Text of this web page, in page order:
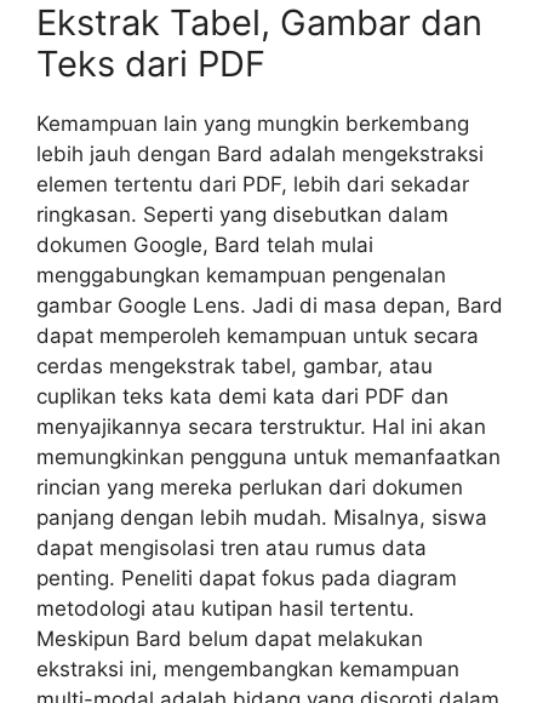
Ekstrak Tabel, Gambar dan
Teks dari PDF
Kemampuan lain yang mungkin berkembang
lebih jauh dengan Bard adalah mengekstraksi
elemen tertentu dari PDF, lebih dari sekadar
ringkasan. Seperti yang disebutkan dalam
dokumen Google, Bard telah mulai
menggabungkan kemampuan pengenalan
gambar Google Lens. Jadi di masa depan, Bard
dapat memperoleh kemampuan untuk secara
cerdas mengekstrak tabel, gambar, atau
cuplikan teks kata demi kata dari PDF dan
menyajikannya secara terstruktur. Hal ini akan
memungkinkan pengguna untuk memanfaatkan
rincian yang mereka perlukan dari dokumen
panjang dengan lebih mudah. Misalnya, siswa
dapat mengisolasi tren atau rumus data
penting. Peneliti dapat fokus pada diagram
metodologi atau kutipan hasil tertentu.
Meskipun Bard belum dapat melakukan
ekstraksi ini, mengembangkan kemampuan